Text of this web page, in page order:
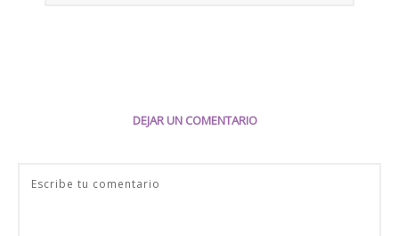
DEJAR UN COMENTARIO